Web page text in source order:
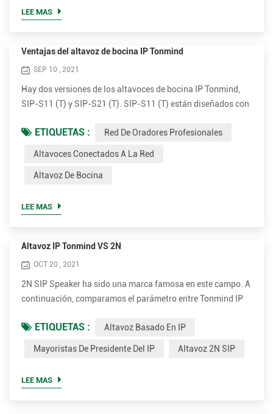
LEE MAS
Ventajas del altavoz de bocina IP Tonmind
SEP 10 , 2021
Hay dos versiones de los altavoces de bocina IP Tonmind,
SIP-S11 (T) y SIP-S21 (T). SIP-S11 (T) están diseñados con
apariencia redonda gris. Ambas versiones tienen
amplificador de 15W y 30W opcional. Conecte y transmita.
muy sencillos de instalar. Es compatible con PoE (Power
ETIQUETAS : Red De Oradores Profesionales
Altavoces Conectados A La Red
Altavoz De Bocina
LEE MAS
Altavoz IP Tonmind VS 2N
OCT 20 , 2021
2N SIP Speaker ha sido una marca famosa en este campo. A
continuación, comparamos el parámetro entre Tonmind IP
• Admite muchos más códec para una mejor calidad de
sonido, incluidos OPUS, MP1 / MP2 / MP3 ... etc. • Potencia
precio...
ETIQUETAS : Altavoz Basado En IP
Mayoristas De Presidente Del IP Altavoz 2N SIP
LEE MAS